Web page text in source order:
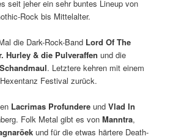
seit jeher ein sehr buntes Lineup von
Rock bis Mittelalter.
die Dark-Rock-Band Lord Of The
Hurley & die Pulveraffen und die
Schandmaul. Letztere kehren mit einem
Festival zurück.
Lacrimas Profundere undVlad In
Folk Metal gibt es vonManntra,
und für die etwas härtere Death-